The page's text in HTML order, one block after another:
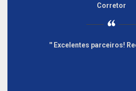
Corretor
“
Excelentes parceiros!